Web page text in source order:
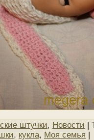
штучки, Новости |
, кукла, Моя семья |